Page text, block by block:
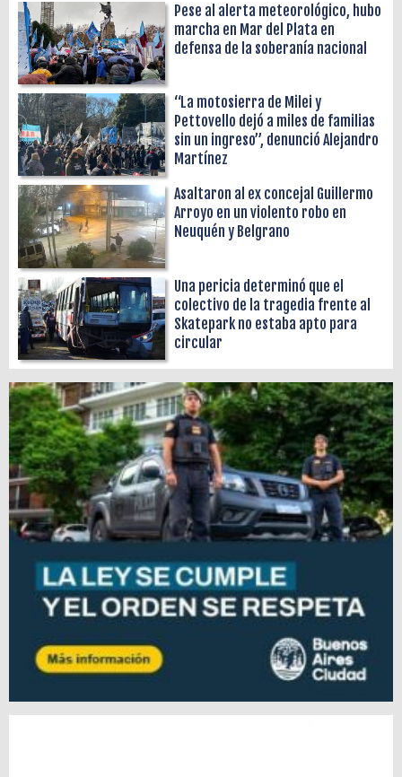
Pese al alerta meteorológico, hubo
marcha en Mar del Plata en
defensa de la soberanía nacional
“La motosierra de Milei y
Pettovello dejó a miles de familias
sin un ingreso”, denunció Alejandro
Martínez
Asaltaron al ex concejal Guillermo
Arroyo en un violento robo en
Neuquén y Belgrano
Una pericia determinó que el
colectivo de la tragedia frente al
Skatepark no estaba apto para
circular